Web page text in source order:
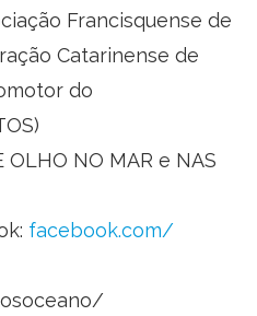
Francisquense de
Catarinense de
do
OLHO NO MAR e NAS
facebook.com/